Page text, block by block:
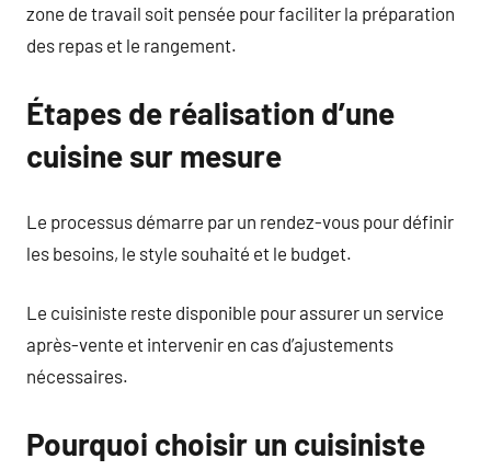
zone de travail soit pensée pour faciliter la préparation
des repas et le rangement.
Étapes de réalisation d’une
cuisine sur mesure
Le processus démarre par un rendez-vous pour définir
les besoins, le style souhaité et le budget.
Le cuisiniste reste disponible pour assurer un service
après-vente et intervenir en cas d’ajustements
nécessaires.
Pourquoi choisir un cuisiniste